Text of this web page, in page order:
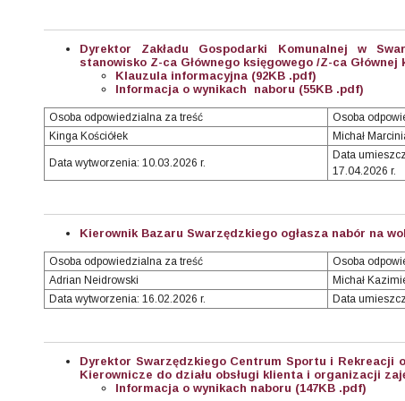
Dyrektor Zakładu Gospodarki Komunalnej w
stanowisko Z-ca Głównego księgowego /Z-ca Głównej
Klauzula informacyjna (92KB .pdf)
Informacja o wynikach naboru (55KB .pdf)
Osoba odpowiedzialna za treść
Osoba
Kinga Kościółek
Michał
Data wytworzenia: 10.03.2026 r.
Data
17.04.2026 r.
Kierownik Bazaru Swarzędzkiego ogłasza nabór na
Osoba odpowiedzialna za treść
Osoba
Adrian Neidrowski
Michał
Data wytworzenia: 16.02.2026 r.
Data
Dyrektor Swarzędzkiego Centrum Sportu i Rekreacji
Kierownicze do działu obsługi klienta i organizacji
Informacja o wynikach naboru (147KB .pdf)